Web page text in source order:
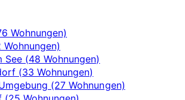
Wohnungen)
See (48 Wohnungen)
(33 Wohnungen)
(27 Wohnungen)